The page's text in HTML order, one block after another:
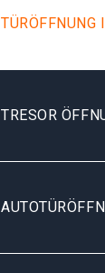
TÜRÖFFNUNG
TRESOR